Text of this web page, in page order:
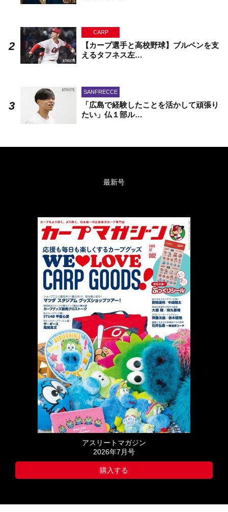
CARP
【カープ選手と高校野球】ブルペンを支
えるタフネス左…
SANFRECCE
「広島で経験したことを活かして頑張り
たい」仏１部ル…
最新号
アスリートマガジン
2026年7月号
購入する